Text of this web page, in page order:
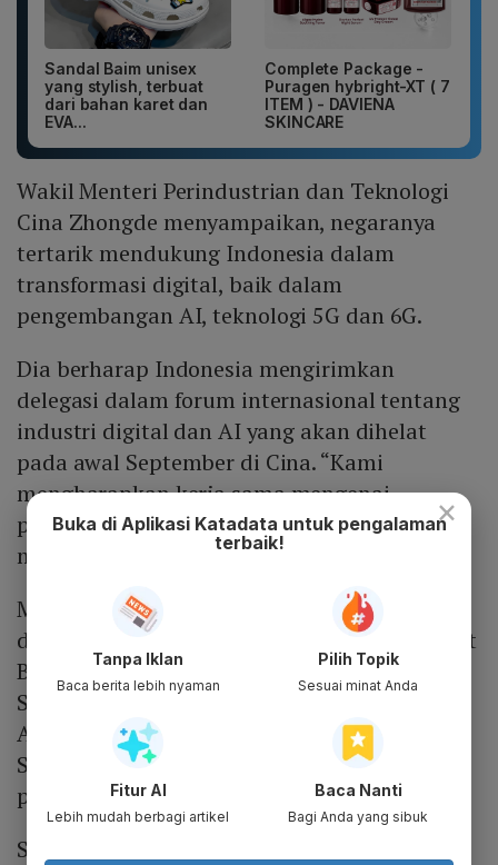
Sandal Baim unisex
yang stylish, terbuat
dari bahan karet dan
EVA...
Complete Package -
Puragen hybright-XT ( 7
ITEM ) - DAVIENA
SKINCARE
Wakil Menteri Perindustrian dan Teknologi
Cina Zhongde menyampaikan, negaranya
tertarik mendukung Indonesia dalam
transformasi digital, baik dalam
pengembangan AI, teknologi 5G dan 6G.
Dia berharap Indonesia mengirimkan
delegasi dalam forum internasional tentang
industri digital dan AI yang akan dihelat
pada awal September di Cina. “Kami
mengharapkan kerja sama mengenai
pemanfaatan AI demi kemajuan rakyat
masing-masing,” ujar dia.
Menteri Kominfo Budi Arie Setiadi
didampingi oleh Dirjen PPI Wayan Toni, Dirut
Bakti Kominfo Fadhilah Mathar, serta jajaran
Staf Khusus Menkominfo Sarwoto
Atmosutarno, Daniel Hutagalung, Jobpie
Sugiharto, dan Dedy Permadi dalam
pertemuan tersebut.
Sementara itu, Wakil Menteri Perindustrian
×
Buka di Aplikasi Katadata untuk pengalaman
terbaik!
Tanpa Iklan
Baca berita lebih nyaman
Pilih Topik
Sesuai minat Anda
Fitur AI
Lebih mudah berbagi artikel
Baca Nanti
Bagi Anda yang sibuk